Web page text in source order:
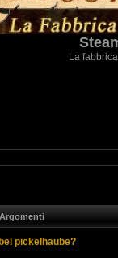
La
Argomenti
pickelhaube?